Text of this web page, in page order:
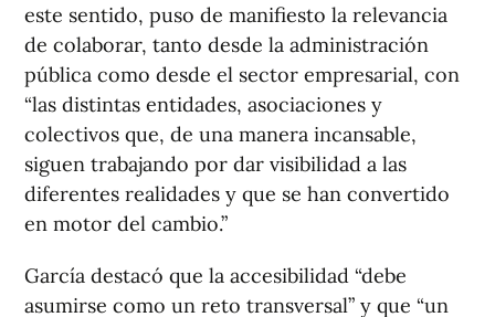
este sentido, puso de manifiesto la relevancia
de colaborar, tanto desde la administración
pública como desde el sector empresarial, con
“las distintas entidades, asociaciones y
colectivos que, de una manera incansable,
siguen trabajando por dar visibilidad a las
diferentes realidades y que se han convertido
en motor del cambio.”
García destacó que la accesibilidad “debe
asumirse como un reto transversal” y que “un